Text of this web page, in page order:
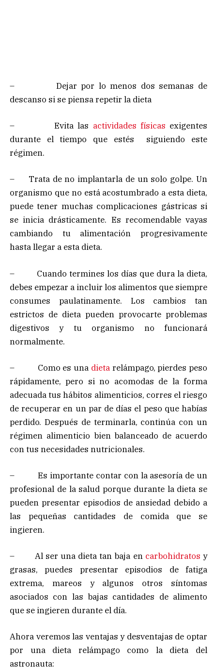
– Dejar por lo menos dos semanas de
descanso si se piensa repetir la dieta
– Evita las actividades físicas exigentes
durante el tiempo que estés siguiendo este
régimen.
– Trata de no implantarla de un solo golpe. Un
organismo que no está acostumbrado a esta dieta,
puede tener muchas complicaciones gástricas si
se inicia drásticamente. Es recomendable vayas
cambiando tu alimentación progresivamente
hasta llegar a esta dieta.
– Cuando termines los días que dura la dieta,
debes empezar a incluir los alimentos que siempre
consumes paulatinamente. Los cambios tan
estrictos de dieta pueden provocarte problemas
digestivos y tu organismo no funcionará
normalmente.
– Como es una dietarelámpago, pierdes peso
rápidamente, pero si no acomodas de la forma
adecuada tus hábitos alimenticios, corres el riesgo
de recuperar en un par de días el peso que habías
perdido. Después de terminarla, continúa con un
régimen alimenticio bien balanceado de acuerdo
con tus necesidades nutricionales.
– Es importante contar con la asesoría de un
profesional de la salud porque durante la dieta se
pueden presentar episodios de ansiedad debido a
las pequeñas cantidades de comida que se
ingieren.
– Al ser una dieta tan baja en carbohidratos y
grasas, puedes presentar episodios de fatiga
extrema, mareos y algunos otros síntomas
asociados con las bajas cantidades de alimento
que se ingieren durante el día.
Ahora veremos las ventajas y desventajas de optar
por una dieta relámpago como la dieta del
astronauta: